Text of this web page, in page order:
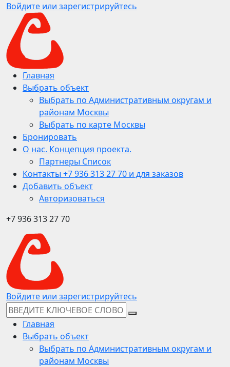
Войдите или зарегистрируйтесь
Главная
Выбрать объект
Выбрать по Административным округам и
районам Москвы
Выбрать по карте Москвы
Бронировать
О нас. Концепция проекта.
Партнеры Список
Контакты +7 936 313 27 70 и для заказов
Добавить объект
Авторизоваться
+7 936 313 27 70
Войдите или зарегистрируйтесь
Главная
Выбрать объект
Выбрать по Административным округам и
районам Москвы